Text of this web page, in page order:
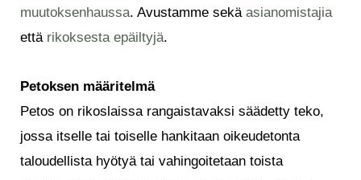
muutoksenhaussa. Avustamme sekä asianomistajia
että rikoksesta epäiltyjä.
Petoksen määritelmä
Petos on rikoslaissa rangaistavaksi säädetty teko,
jossa itselle tai toiselle hankitaan oikeudetonta
taloudellista hyötyä tai vahingoitetaan toista